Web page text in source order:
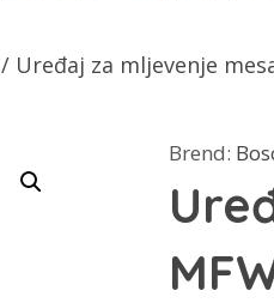
/ Uređaj za mljevenje
Brend: